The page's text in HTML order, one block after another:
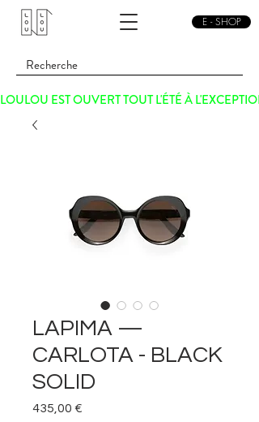
E - SHOP
LOULOU EST OUVERT TOUT L'ÉTÉ À
LAPIMA —
CARLOTA - BLACK
SOLID
435,00 €